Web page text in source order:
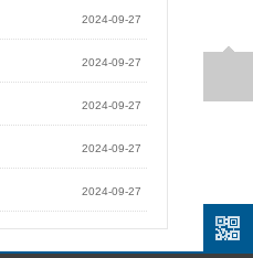
2024-09-27
2024-09-27
2024-09-27
2024-09-27
2024-09-27